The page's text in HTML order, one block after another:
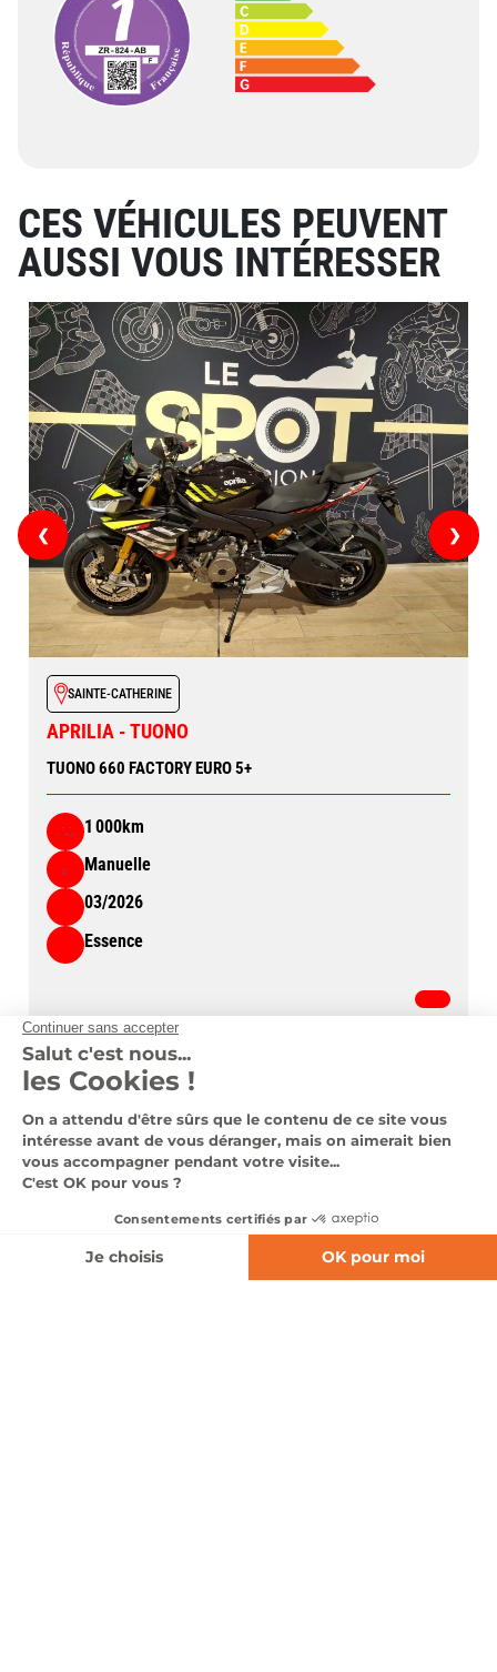
Nous contacter
03 66 06 04 72
CES VÉHICULES PEUVENT
AUSSI VOUS INTÉRESSER
❮
SAINTE-CATHERINE
APRILIA - TUONO
TUONO 660 FACTORY EURO 5+
1 000km
Manuelle
03/2026
Essence
11 490 €
Voir le véhicule
❯